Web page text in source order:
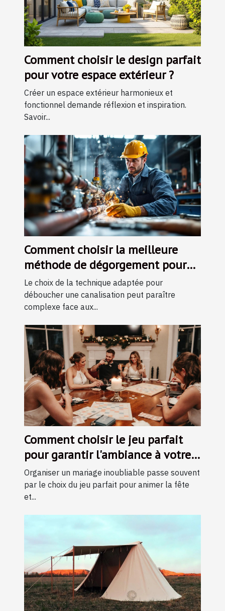
Comment choisir le design parfait
pour votre espace extérieur ?
Créer un espace extérieur harmonieux et
fonctionnel demande réflexion et inspiration.
Savoir...
Comment choisir la meilleure
méthode de dégorgement pour
vos canalisations ?
Le choix de la technique adaptée pour
déboucher une canalisation peut paraître
complexe face aux...
Comment choisir le jeu parfait
pour garantir l'ambiance à votre
mariage ?
Organiser un mariage inoubliable passe souvent
par le choix du jeu parfait pour animer la fête
et...